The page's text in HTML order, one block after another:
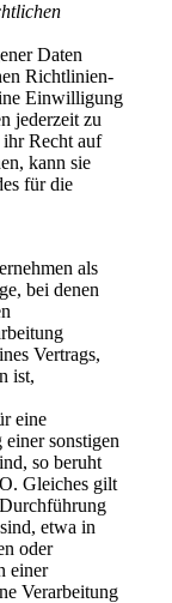
Daten
Richtlinien-
Einwilligung
jederzeit zu
Recht auf
kann sie
für die
als
bei denen
Vertrags,
ist,
eine
sonstigen
so beruht
Gleiches gilt
etwa in
oder
einer
Verarbeitung